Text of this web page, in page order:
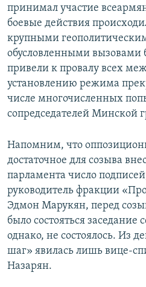
принимал участие
боевые действия
крупными
обусловленными вызовами
привели к провалу всех
установлению режима
числе многочисленных
сопредседателей Минской
Напомним, что
достаточное для созыва
парламента число
руководитель фракции
Эдмон Марукян, перед
было состояться заседание
однако, не состоялось. Из
шаг» явилась лишь вице-
Назарян.